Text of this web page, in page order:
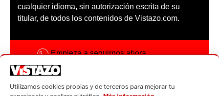
cualquier idioma, sin autorización escrita de su
titular, de todos los contenidos de Vistazo.com.
Empieza a seguirnos ahora
Código ética
Utilizamos cookies propias y de terceros para mejorar tu